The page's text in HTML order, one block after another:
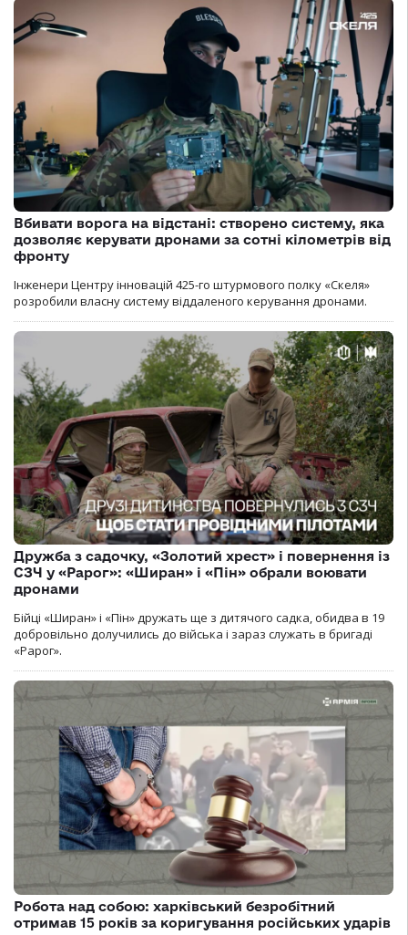
Вбивати ворога на відстані: створено систему, яка
дозволяє керувати дронами за сотні кілометрів від
фронту
Інженери Центру інновацій 425-го штурмового полку «Скеля»
розробили власну систему віддаленого керування дронами.
Дружба з садочку, «Золотий хрест» і повернення із
СЗЧ у «Рарог»: «Ширан» і «Пін» обрали воювати
дронами
Бійці «Ширан» і «Пін» дружать ще з дитячого садка, обидва в 19
добровільно долучились до війська і зараз служать в бригаді
«Рарог».
Робота над собою: харківський безробітний
отримав 15 років за коригування російських ударів